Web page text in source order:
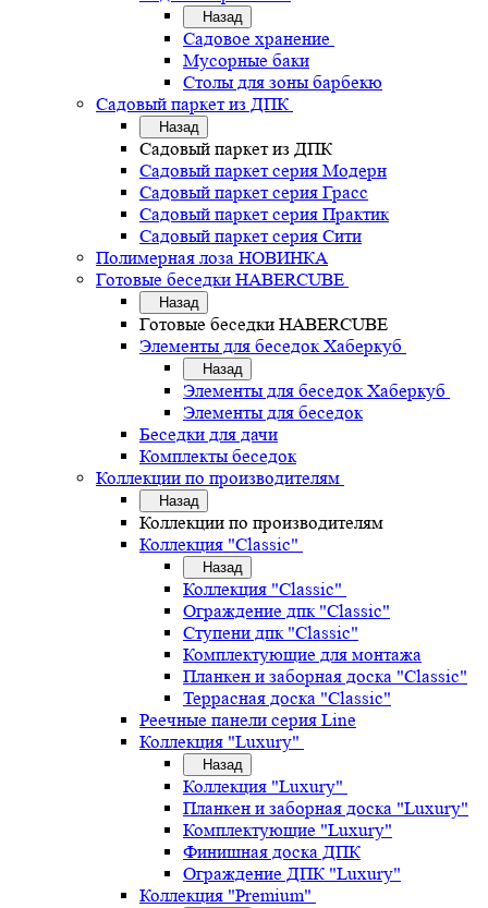
Назад
Садовое хранение
Мусорные баки
Столы для зоны барбекю
Садовый паркет из ДПК
Назад
Садовый паркет из ДПК
Садовый паркет серия Mодерн
Садовый паркет серия Грасс
Садовый паркет серия Практик
Садовый паркет серия Сити
Полимерная лоза НОВИНКА
Готовые беседки HABERCUBE
Назад
Готовые беседки HABERCUBE
Элементы для беседок Хаберкуб
Назад
Элементы для беседок Хаберкуб
Элементы для беседок
Беседки для дачи
Комплекты беседок
Коллекции по производителям
Назад
Коллекции по производителям
Коллекция "Classic"
Назад
Коллекция "Classic"
Ограждение дпк "Classic"
Ступени дпк "Classic"
Комплектующие для монтажа
Планкен и заборная доска "Classic"
Террасная доска "Classic"
Реечные панели серия Line
Коллекция "Luxury"
Назад
Коллекция "Luxury"
Планкен и заборная доска "Luxury"
Комплектующие "Luxury"
Финишная доска ДПК
Ограждение ДПК "Luxury"
Коллекция "Premium"